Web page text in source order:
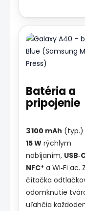
Batéria a
pripojenie
3 100 mAh (typ.)
15 Wrýchlym
nabíjaním,
NFC*a Wi‑Fi ac.
čítačka
odomknutie
uľahčia